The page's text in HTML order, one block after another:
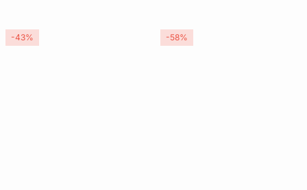
-43% -58%